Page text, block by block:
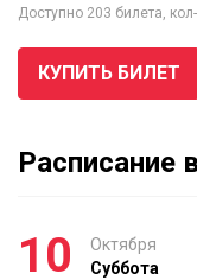
Доступно 203 билета,
КУПИТЬ БИЛЕТ
Расписание
10
Октября
Суббота